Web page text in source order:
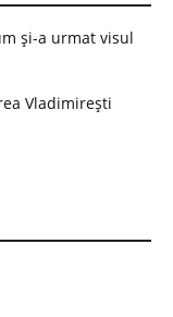
și-a urmat visul
Vladimirești